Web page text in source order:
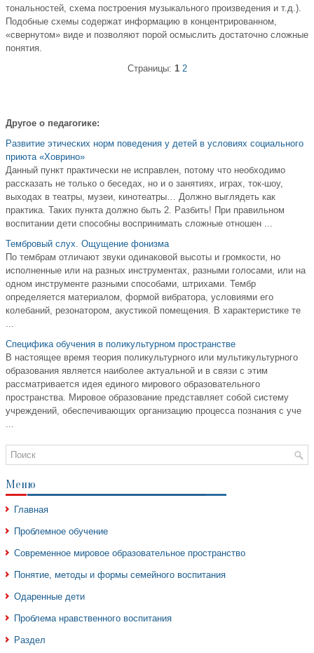
тональностей, схема построения музыкального произведения и т.д.).
Подобные схемы содержат информацию в концентрированном,
«свернутом» виде и позволяют порой осмыслить достаточно сложные
понятия.
Страницы: 1 2
Другое о педагогике:
Развитие этических норм поведения у детей в условиях социального
приюта «Ховрино»
Данный пункт практически не исправлен, потому что необходимо
рассказать не только о беседах, но и о занятиях, играх, ток-шоу,
выходах в театры, музеи, кинотеатры… Должно выглядеть как
практика. Таких пункта должно быть 2. Разбить! При правильном
воспитании дети способны воспринимать сложные отношен ...
Тембровый слух. Ощущение фонизма
По тембрам отличают звуки одинаковой высоты и громкости, но
исполненные или на разных инструментах, разными голосами, или на
одном инструменте разными способами, штрихами. Тембр
определяется материалом, формой вибратора, условиями его
колебаний, резонатором, акустикой помещения. В характеристике те
...
Специфика обучения в поликультурном пространстве
В настоящее время теория поликультурного или мультикультурного
образования является наиболее актуальной и в связи с этим
рассматривается идея единого мирового образовательного
пространства. Мировое образование представляет собой систему
учреждений, обеспечивающих организацию процесса познания с уче
...
Меню
Главная
Проблемное обучение
Современное мировое образовательное пространство
Понятие, методы и формы семейного воспитания
Одаренные дети
Проблема нравственного воспитания
Раздел